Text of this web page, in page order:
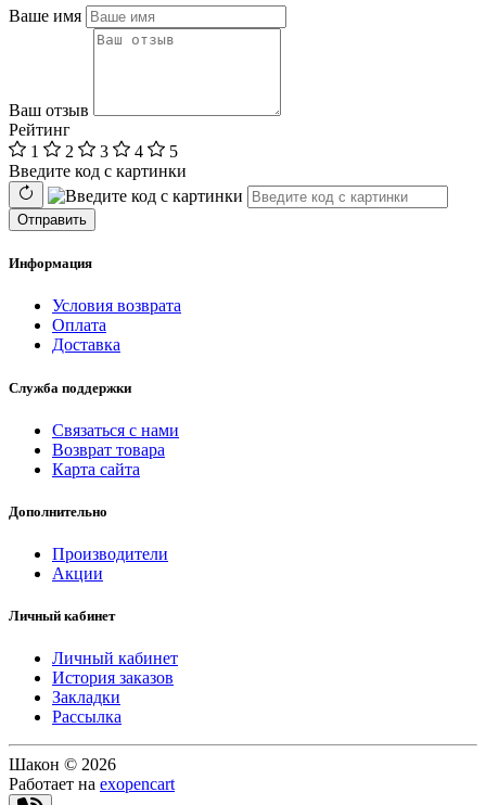
Ваше имя
Ваш отзыв
Рейтинг
1
2 3 4
5
Введите код с картинки
Отправить
Информация
Условия возврата
Оплата
Доставка
Служба поддержки
Связаться с нами
Возврат товара
Карта сайта
Дополнительно
Производители
Акции
Личный кабинет
Личный кабинет
История заказов
Закладки
Рассылка
Шакон © 2026
Работает на exopencart